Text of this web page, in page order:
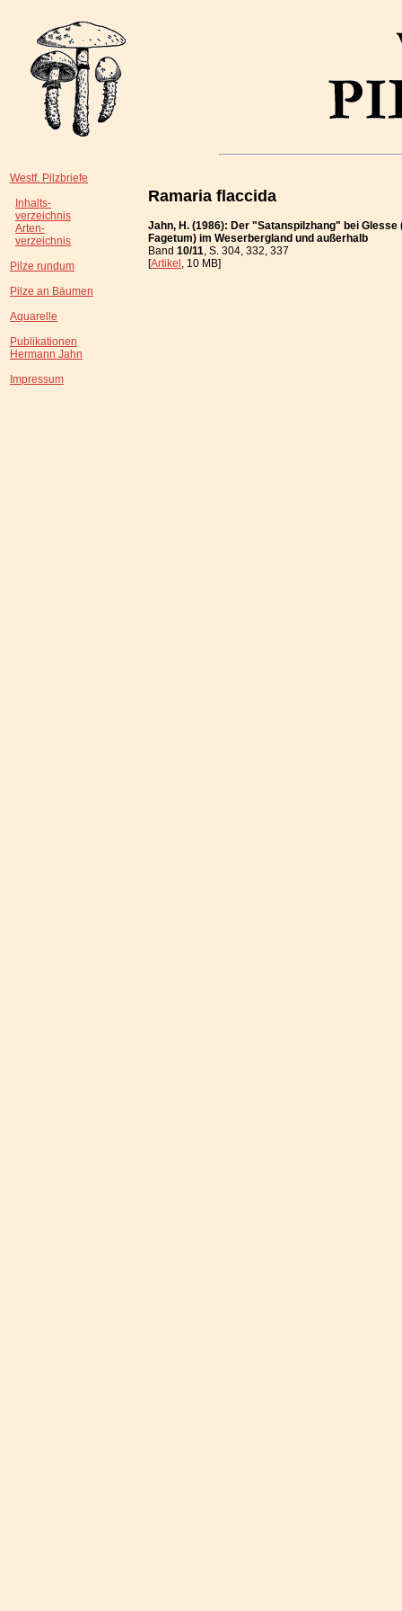
Westf. Pilzbriefe
Inhalts-
verzeichnis
Arten-
verzeichnis
Pilze rundum
Pilze an Bäumen
Aquarelle
Publikationen
Hermann Jahn
Impressum
Ramaria flaccida
Jahn, H. (1986): Der "Satanspilzhang" bei
Fagetum) im Weserbergland und außerhalb
Band 10/11, S. 304, 332, 337
[Artikel, 10 MB]